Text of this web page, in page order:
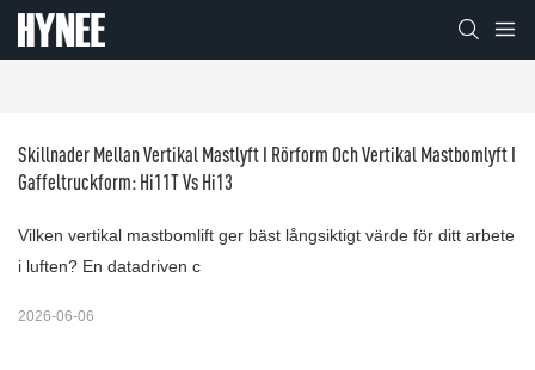
Skillnader Mellan Vertikal Mastlyft I Rörform Och Vertikal Mastbomlyft I
Gaffeltruckform: Hi11T Vs Hi13
Vilken vertikal mastbomlift ger bäst långsiktigt värde för ditt arbete
i luften? En datadriven c
2026-06-06